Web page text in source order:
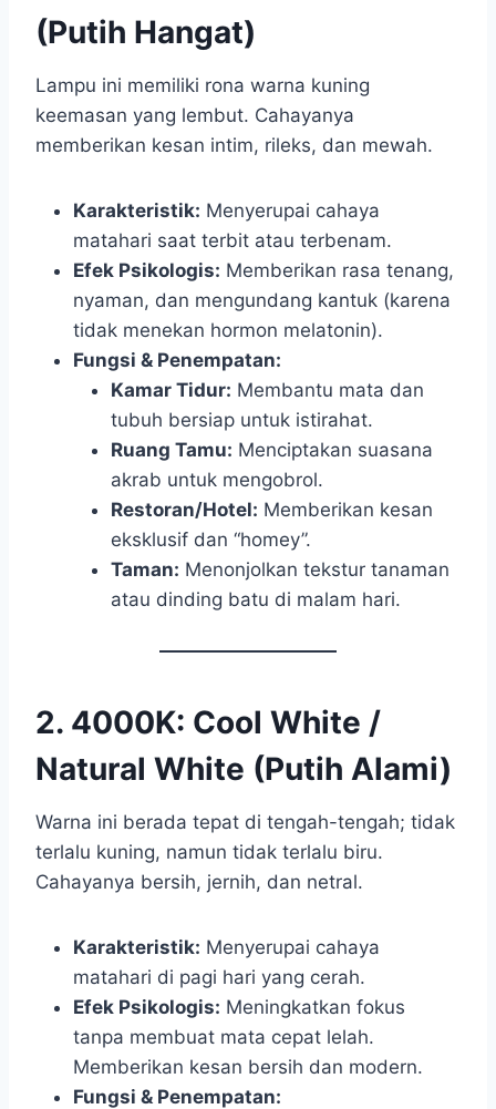
(Putih Hangat)
Lampu ini memiliki rona warna kuning
keemasan yang lembut. Cahayanya
memberikan kesan intim, rileks, dan mewah.
Karakteristik: Menyerupai cahaya
matahari saat terbit atau terbenam.
Efek Psikologis: Memberikan rasa tenang,
nyaman, dan mengundang kantuk (karena
tidak menekan hormon melatonin).
Fungsi & Penempatan:
Kamar Tidur: Membantu mata dan
tubuh bersiap untuk istirahat.
Ruang Tamu: Menciptakan suasana
akrab untuk mengobrol.
Restoran/Hotel: Memberikan kesan
eksklusif dan “homey”.
Taman: Menonjolkan tekstur tanaman
atau dinding batu di malam hari.
2. 4000K: Cool White /
Natural White (Putih Alami)
Warna ini berada tepat di tengah-tengah; tidak
terlalu kuning, namun tidak terlalu biru.
Cahayanya bersih, jernih, dan netral.
Karakteristik: Menyerupai cahaya
matahari di pagi hari yang cerah.
Efek Psikologis: Meningkatkan fokus
tanpa membuat mata cepat lelah.
Memberikan kesan bersih dan modern.
Fungsi & Penempatan: